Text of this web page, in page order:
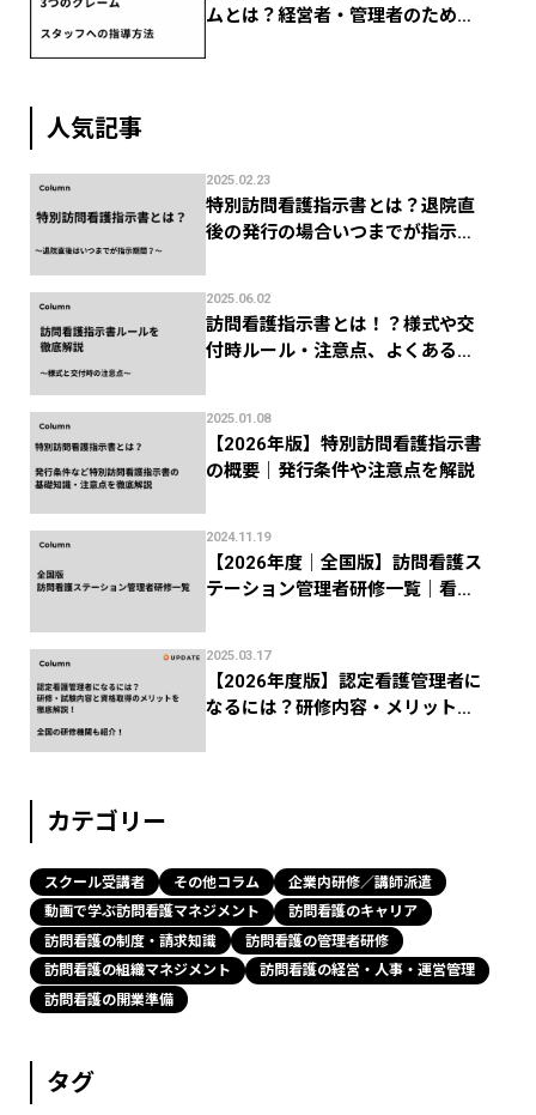
ムとは？経営者・管理者のための
人気記事
2025.02.23
特別訪問看護指示書とは？退院直
後の発行の場合いつまでが指示期
2025.06.02
訪問看護指示書とは！？様式や交
付時ルール・注意点、よくある返
2025.01.08
【2026年版】特別訪問看護指示書
の概要｜発行条件や注意点を解説
2024.11.19
【2026年度｜全国版】訪問看護ス
テーション管理者研修一覧｜看護
2025.03.17
【2026年度版】認定看護管理者に
なるには？研修内容・メリットか
カテゴリー
スクール受講者 その他コラム
企業内研修／講師派遣
動画で学ぶ訪問看護マネジメント
訪問看護のキャリア
訪問看護の制度・請求知識
訪問看護の管理者研修
訪問看護の組織マネジメント
訪問看護の経営・人事・運営管理
訪問看護の開業準備
タグ